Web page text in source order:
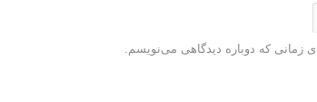
زمانی که دوباره دیدگاهی می‌نویسم.